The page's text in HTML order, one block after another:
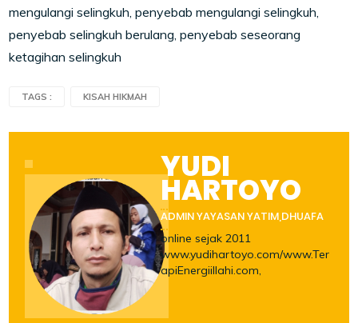
mengulangi selingkuh, penyebab mengulangi selingkuh,
penyebab selingkuh berulang, penyebab seseorang
ketagihan selingkuh
TAGS : KISAH HIKMAH
YUDI
HARTOYO
ADMIN YAYASAN YATIM,DHUAFA
online sejak 2011
www.yudihartoyo.com/www.Ter
apiEnergiillahi.com,